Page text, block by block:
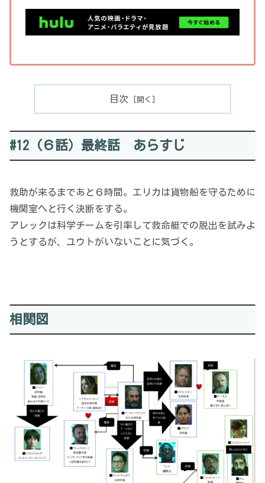
目次
#12 (６話）最終話 あらすじ
救助が来るまであと６時間。エリカは貨物船を守るために
機関室へと行く決断をする。
アレックは科学チームを引率して救命艇での脱出を試みよ
うとするが、ユウトがいないことに気づく。
相関図